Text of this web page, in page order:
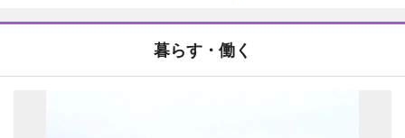
暮らす・働く